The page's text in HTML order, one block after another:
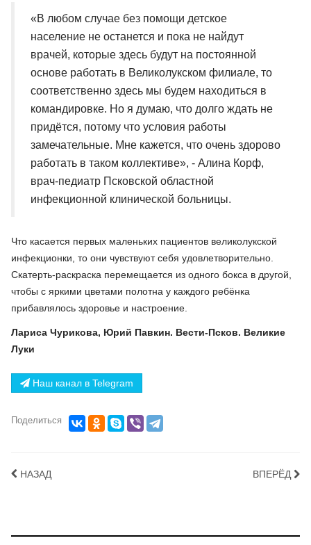
«В любом случае без помощи детское
население не останется и пока не найдут
врачей, которые здесь будут на постоянной
основе работать в Великолукском филиале, то
соответственно здесь мы будем находиться в
командировке. Но я думаю, что долго ждать не
придётся, потому что условия работы
замечательные. Мне кажется, что очень здорово
работать в таком коллективе», - Алина Корф,
врач-педиатр Псковской областной
инфекционной клинической больницы.
Что касается первых маленьких пациентов великолукской
инфекционки, то они чувствуют себя удовлетворительно.
Скатерть-раскраска перемещается из одного бокса в другой,
чтобы с яркими цветами полотна у каждого ребёнка
прибавлялось здоровье и настроение.
Лариса Чурикова, Юрий Павкин. Вести-Псков. Великие
Луки
Наш канал в Telegram
Поделиться
НАЗАД ВПЕРЁД